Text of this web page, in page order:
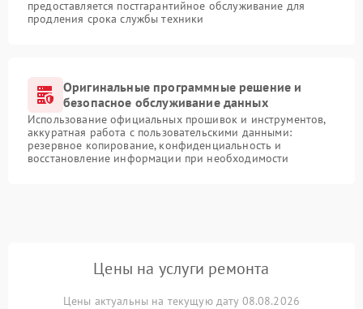
предоставляется постгарантийное обслуживание для
продления срока службы техники
Оригинальные программные решение и
безопасное обслуживание данных
Использование официальных прошивок и инструментов,
аккуратная работа с пользовательскими данными:
резервное копирование, конфиденциальность и
восстановление информации при необходимости
Цены на услуги ремонта
Цены актуальны на текущую дату 08.08.2026